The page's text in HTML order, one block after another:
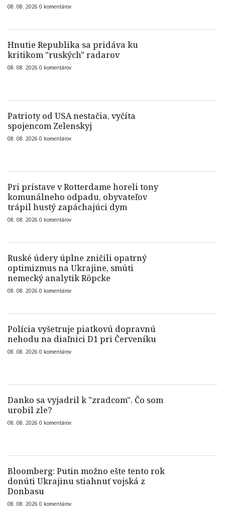
08. 08. 2026 0 komentárov
Hnutie Republika sa pridáva ku
kritikom "ruských" radarov
08. 08. 2026 0 komentárov
Patrioty od USA nestačia, vyčíta
spojencom Zelenskyj
08. 08. 2026 0 komentárov
Pri prístave v Rotterdame horeli tony
komunálneho odpadu, obyvateľov
trápil hustý zapáchajúci dym
08. 08. 2026 0 komentárov
Ruské údery úplne zničili opatrný
optimizmus na Ukrajine, smúti
nemecký analytik Röpcke
08. 08. 2026 0 komentárov
Polícia vyšetruje piatkovú dopravnú
nehodu na diaľnici D1 pri Červeníku
08. 08. 2026 0 komentárov
Danko sa vyjadril k "zradcom". Čo som
urobil zle?
08. 08. 2026 0 komentárov
Bloomberg: Putin možno ešte tento rok
donúti Ukrajinu stiahnuť vojská z
Donbasu
08. 08. 2026 0 komentárov